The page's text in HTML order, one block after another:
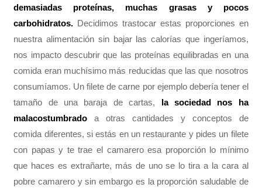
demasiadas proteínas, muchas grasas y pocos
carbohidratos. Decidimos trastocar estas proporciones en
nuestra alimentación sin bajar las calorías que ingeríamos,
nos impacto descubrir que las proteínas equilibradas en una
comida eran muchísimo más reducidas que las que nosotros
consumíamos. Un filete de carne por ejemplo debería tener el
tamaño de una baraja de cartas, la sociedad nos ha
malacostumbradoa otras cantidades y conceptos de
comida diferentes, si estás en un restaurante y pides un filete
con papas y te trae el camarero esa proporción lo mínimo
que haces es extrañarte, más de uno se lo tira a la cara al
pobre camarero y sin embargo es la proporción saludable de